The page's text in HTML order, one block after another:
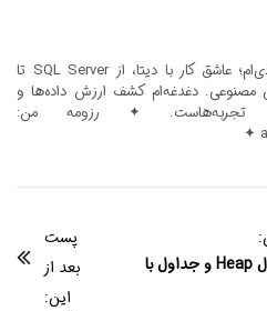
من علی دستجردی‌ام؛ عاشق کار با دیتا، از SQL Server تا
دغدغه‌ام کشف ارزش داده‌ها و
تجربه‌هاست. ✦ رزومه من:
پیدا کردن جداول Heap و جداول با
پست
بعد از
این: